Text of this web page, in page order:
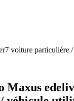
voiture particulière
Maxus